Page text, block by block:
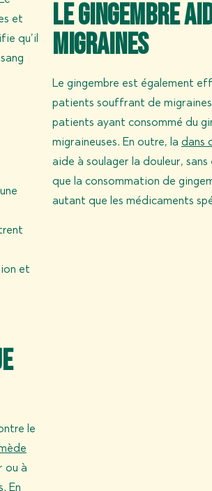
et
qu’il
et
le
ou à
En
Le gingembre
migraines
Le gingembre est également
patients souffrant de
patients ayant consommé du
migraineuses. En outre, la dans
aide à soulager la douleur,
que la consommation de
autant que les médicaments